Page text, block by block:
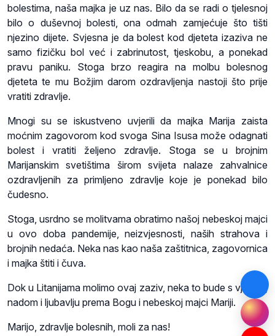
bolestima, naša majka je uz nas. Bilo da se radi o tjelesnoj
bilo o duševnoj bolesti, ona odmah zamjećuje što tišti
njezino dijete. Svjesna je da bolest kod djeteta izaziva ne
samo fizičku bol već i zabrinutost, tjeskobu, a ponekad
pravu paniku. Stoga brzo reagira na molbu bolesnog
djeteta te mu Božjim darom ozdravljenja nastoji što prije
vratiti zdravlje.
Mnogi su se iskustveno uvjerili da majka Marija zaista
moćnim zagovorom kod svoga Sina Isusa može odagnati
bolest i vratiti željeno zdravlje. Stoga se u brojnim
Marijanskim svetištima širom svijeta nalaze zahvalnice
ozdravljenih za primljeno zdravlje koje je ponekad bilo
čudesno.
Stoga, usrdno se molitvama obratimo našoj nebeskoj majci
u ovo doba pandemije, neizvjesnosti, naših strahova i
brojnih nedaća. Neka nas kao naša zaštitnica, zagovornica
i majka štiti i čuva.
Dok u Litanijama molimo ovaj zaziv, neka to bude s vjerom,
nadom i ljubavlju prema Bogu i nebeskoj majci Mariji.
Marijo, zdravlje bolesnih, moli za nas!